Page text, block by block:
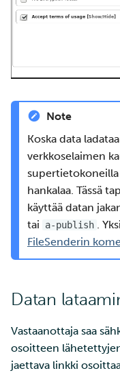
Note
Koska data
verkkoselaimen
supertietokoneilla
hankalaa. Tässä
käyttää datan
tai a-publish .
FileSenderin
Datan
Vastaanottaja saa
osoitteen
jaettava linkki